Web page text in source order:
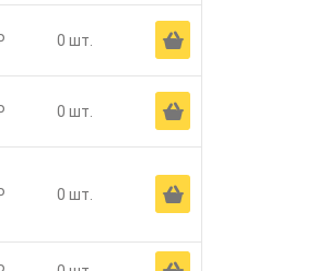
0 шт. Ä
0 шт. Ä
0 шт. Ä